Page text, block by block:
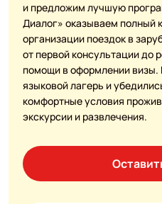
и предложим лучшую
Диалог» оказываем полный
организации поездок в
от первой консультации до
помощи в оформлении
языковой лагерь и
комфортные условия
экскурсии и развлечения.